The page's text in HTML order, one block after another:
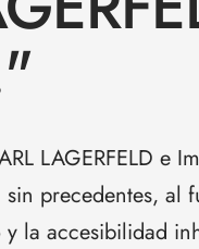
LAGERFELD e
precedentes, al
la accesibilidad